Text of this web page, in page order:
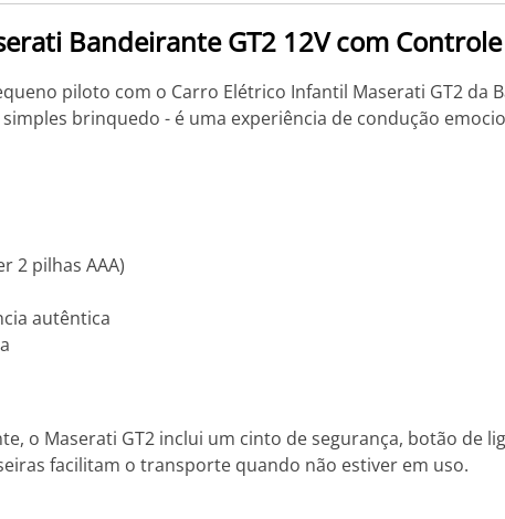
Bandeirante GT2 12V com
piloto com o Carro Elétrico Infantil Maserati GT2 da
brinquedo - é uma experiência de condução
2 pilhas AAA)
autêntica
o Maserati GT2 inclui um cinto de segurança, botão de
facilitam o transporte quando não estiver em uso.